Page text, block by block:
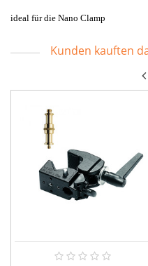
ideal für die Nano Clamp
Kunden kauften